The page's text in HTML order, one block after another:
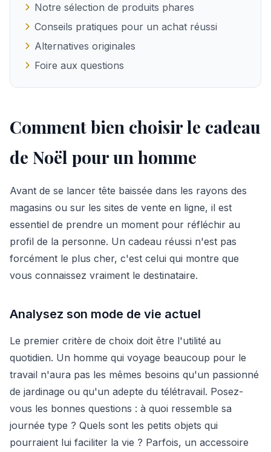
Notre sélection de produits phares
Conseils pratiques pour un achat réussi
Alternatives originales
Foire aux questions
Comment bien choisir le cadeau
de Noël pour un homme
Avant de se lancer tête baissée dans les rayons des
magasins ou sur les sites de vente en ligne, il est
essentiel de prendre un moment pour réfléchir au
profil de la personne. Un cadeau réussi n'est pas
forcément le plus cher, c'est celui qui montre que
vous connaissez vraiment le destinataire.
Analysez son mode de vie actuel
Le premier critère de choix doit être l'utilité au
quotidien. Un homme qui voyage beaucoup pour le
travail n'aura pas les mêmes besoins qu'un passionné
de jardinage ou qu'un adepte du télétravail. Posez-
vous les bonnes questions : à quoi ressemble sa
journée type ? Quels sont les petits objets qui
pourraient lui faciliter la vie ? Parfois, un accessoire